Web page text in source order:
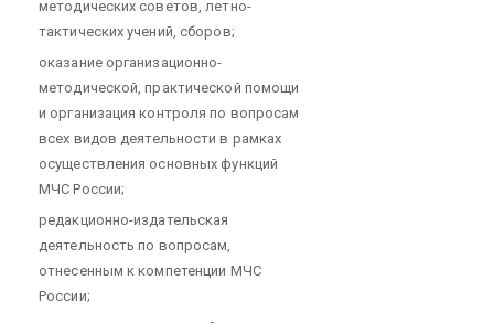
методических советов, летно-
тактических учений, сборов;
оказание организационно-
методической, практической помощи
и организация контроля по вопросам
всех видов деятельности в рамках
осуществления основных функций
МЧС России;
редакционно-издательская
деятельность по вопросам,
отнесенным к компетенции МЧС
России;